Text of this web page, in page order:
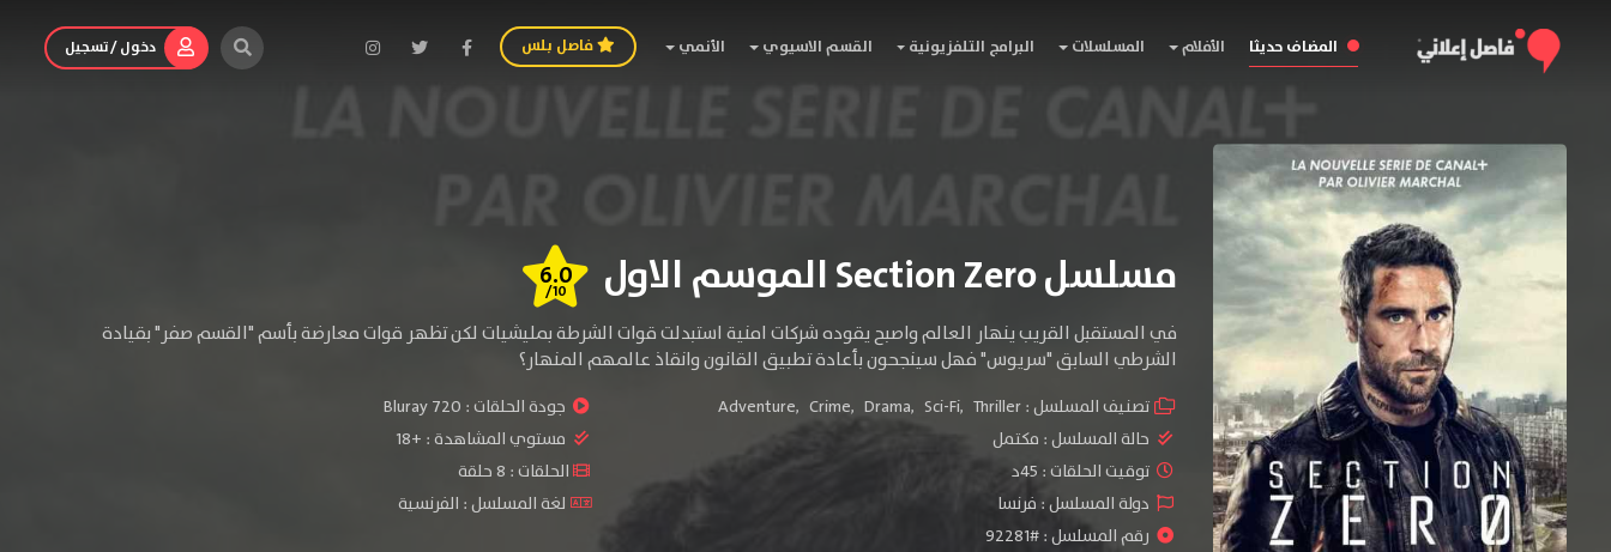
المضاف حديثا الأفلام المسلسلات البرامج التلفزيونية القسم الاسيوي الأنمي فاصل بلس دخول / تسجيل
مسلسل Section Zero الموسم الاول 6.0
/10
في المستقبل القريب ينهار العالم واصبح يقوده شركات امنية استبدلت قوات الشرطة بمليشيات لكن تظهر قوات معارضة بأسم "القسم صفر" بقيادة
الشرطي السابق "سريوس" فهل سينجحون بأعادة تطبيق القانون وانقاذ عالمهم المنهار؟
تصنيف المسلسل : Adventure, Crime, Drama, Sci-Fi, Thriller جودة الحلقات : 720 Bluray
حالة المسلسل : مكتمل مستوي المشاهدة : +18
توقيت الحلقات : 45د
الحلقات : 8 حلقة
دولة المسلسل : فرنسا
لغة المسلسل : الفرنسية
رقم المسلسل : #92281